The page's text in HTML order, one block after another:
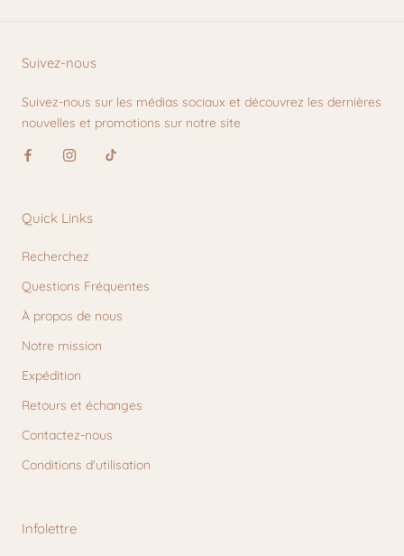
Suivez-nous
Suivez-nous sur les médias sociaux et découvrez les dernières
nouvelles et promotions sur notre site
Quick Links
Recherchez
Questions Fréquentes
À propos de nous
Notre mission
Expédition
Retours et échanges
Contactez-nous
Conditions d'utilisation
Infolettre